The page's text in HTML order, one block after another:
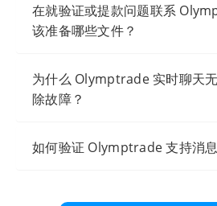
在就验证或提款问题联系
该准备哪些文件？
为什么 Olymptrade 实时聊天
除故障？
如何验证 Olymptrade 支持消